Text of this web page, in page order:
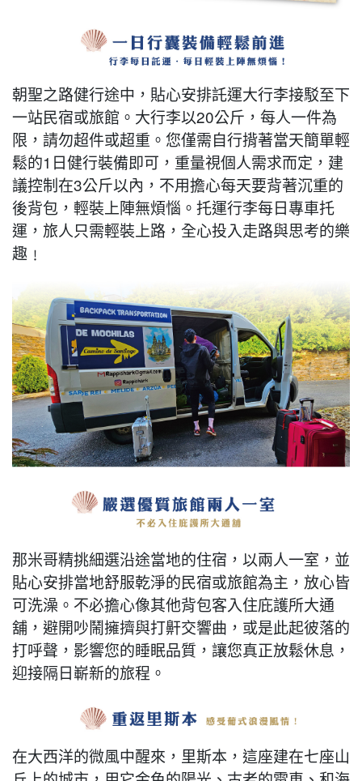
朝聖之路健行途中，貼心安排託運大行李接駁至下
一站民宿或旅館。大行李以20公斤，每人一件為
限，請勿超件或超重。您僅需自行揹著當天簡單輕
鬆的1日健行裝備即可，重量視個人需求而定，建
議控制在3公斤以內，不用擔心每天要背著沉重的
後背包，輕裝上陣無煩惱。托運行李每日專車托
運，旅人只需輕裝上路，全心投入走路與思考的樂
趣﹗
那米哥精挑細選沿途當地的住宿，以兩人一室，並
貼心安排當地舒服乾淨的民宿或旅館為主，放心皆
可洗澡。不必擔心像其他背包客入住庇護所大通
舖，避開吵鬧擁擠與打鼾交響曲，或是此起彼落的
打呼聲，影響您的睡眠品質，讓您真正放鬆休息，
迎接隔日嶄新的旅程。
在大西洋的微風中醒來，里斯本，這座建在七座山